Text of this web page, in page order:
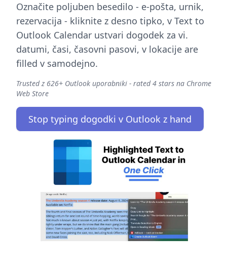
Označite poljuben besedilo - e-pošta, urnik,
rezervacija - kliknite z desno tipko, v Text to
Outlook Calendar ustvari dogodek za vi.
datumi, časi, časovni pasovi, v lokacije are
filled v samodejno.
Trusted z 626+ Outlook uporabniki - rated 4 stars na Chrome
Web Store
Stop typing dogodki v Outlook z hand